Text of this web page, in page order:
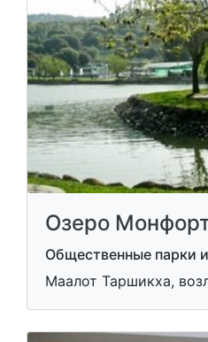
Озеро
Общественные парки
Маалот Таршикха,